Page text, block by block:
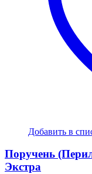
Добавить в
Поручень
Экстра